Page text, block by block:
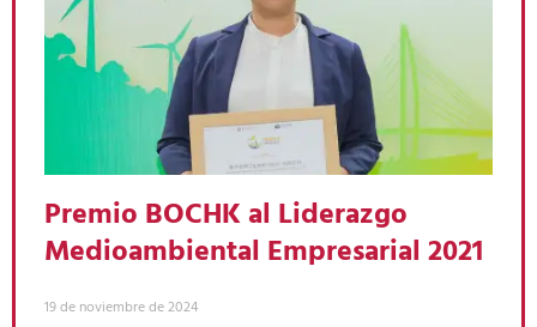
Premio BOCHK al Liderazgo
Medioambiental Empresarial 2021
19 de noviembre de 2024